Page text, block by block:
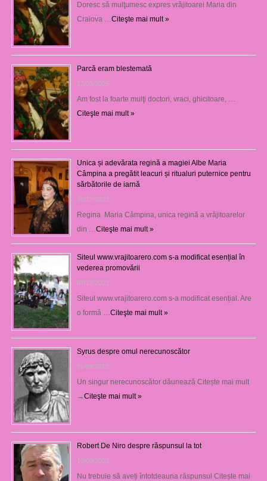
Doresc să mulţumesc expres vrăjitoarei Maria din
Craiova … Citeşte mai mult »
Parcă eram blestemată
12/03/2025
Am fost la foarte mulţi doctori, vraci, ghicitoare, …
Citeşte mai mult »
Unica și adevărata regină a magiei Albe Maria
Câmpina a pregătit leacuri și ritualuri puternice pentru
sărbătorile de iarnă
26/12/2023
Regina Maria Câmpina, unica regină a vrăjitoarelor
din … Citeşte mai mult »
Siteul www.vrajitoarero.com s-a modificat esențial în
vederea promovării
07/12/2023
Siteul www.vrajitoarero.com s-a modificat esențial. Are
o formă … Citeşte mai mult »
Syrus despre omul nerecunoscător
11/09/2023
Un singur nerecunoscător dăunează Citește mai mult
→Citeşte mai mult »
Robert De Niro despre răspunsul la tot
10/09/2023
Nu trebuie să aveți întotdeauna răspunsul Citește mai